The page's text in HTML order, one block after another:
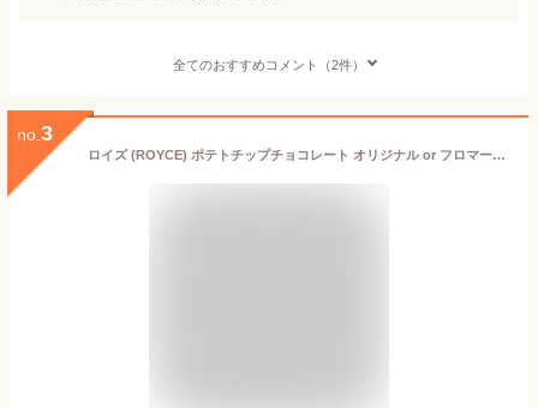
全てのおすすめコメント（2件）
no. 3
ロイズ (ROYCE) ポテトチップチョコレート オリジナル or フロマージュブラン or マイルドビター 御中元 2026 ギフト プチギフト 北海道 人気 定番 スイーツ お菓子 洋菓子 ポテチ ポテトチップス 内祝い 退職 お礼 お返し 有名